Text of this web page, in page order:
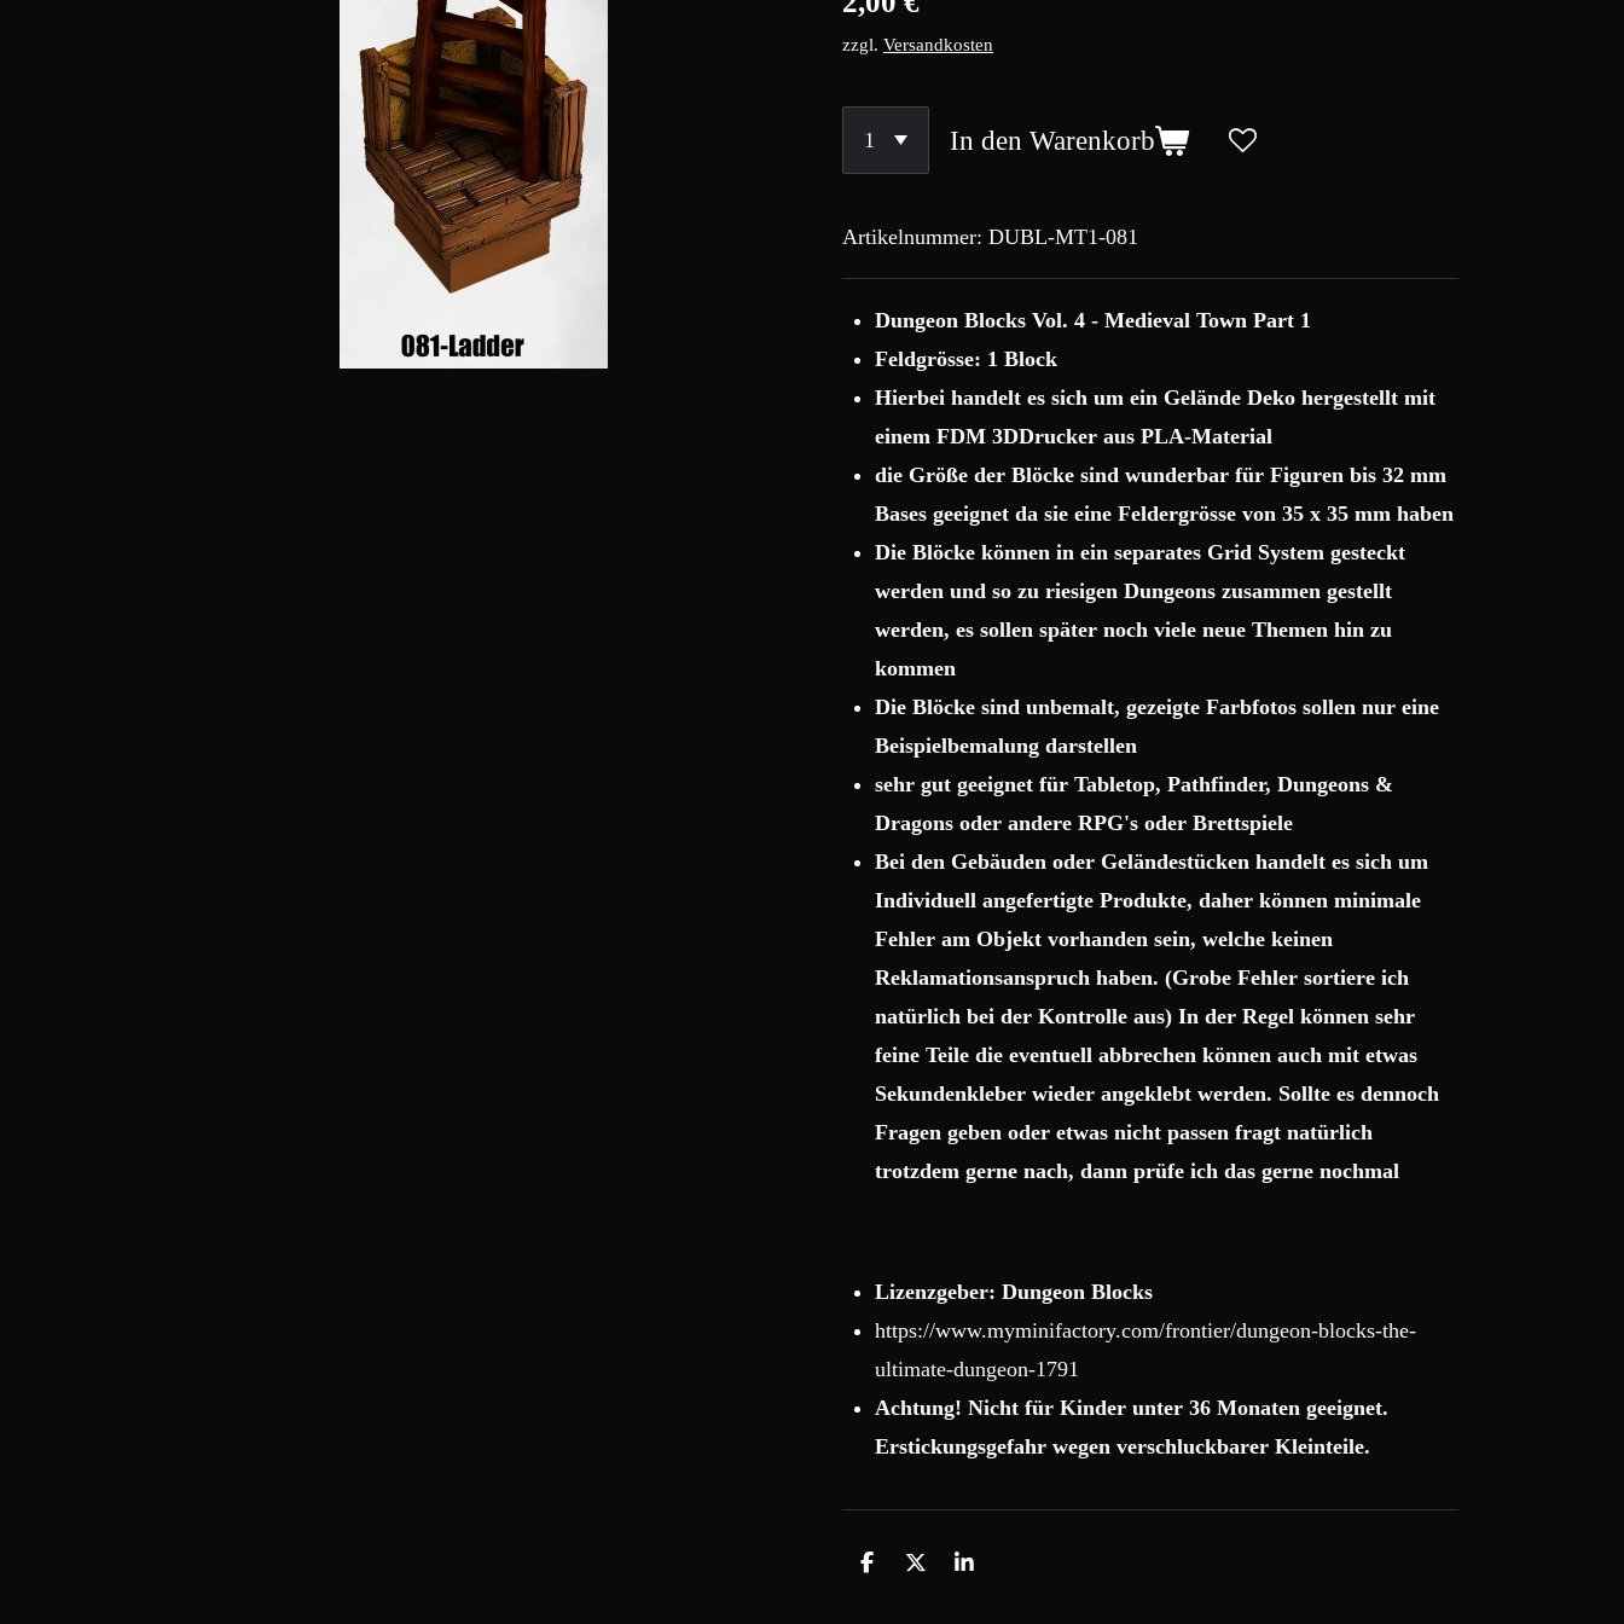
zzgl. Versandkosten
In den Warenkorb
Artikelnummer: DUBL-MT1-081
Dungeon Blocks Vol. 4 - Medieval Town Part 1
Feldgrösse: 1 Block
Hierbei handelt es sich um ein Gelände Deko hergestellt mit
einem FDM 3DDrucker aus PLA-Material
die Größe der Blöcke sind wunderbar für Figuren bis 32 mm
Bases geeignet da sie eine Feldergrösse von 35 x 35 mm haben
Die Blöcke können in ein separates Grid System gesteckt
werden und so zu riesigen Dungeons zusammen gestellt
werden, es sollen später noch viele neue Themen hin zu
kommen
Die Blöcke sind unbemalt, gezeigte Farbfotos sollen nur eine
Beispielbemalung darstellen
sehr gut geeignet für Tabletop, Pathfinder, Dungeons &
Dragons oder andere RPG's oder Brettspiele
Bei den Gebäuden oder Geländestücken handelt es sich um
Individuell angefertigte Produkte, daher können minimale
Fehler am Objekt vorhanden sein, welche keinen
Reklamationsanspruch haben. (Grobe Fehler sortiere ich
natürlich bei der Kontrolle aus) In der Regel können sehr
feine Teile die eventuell abbrechen können auch mit etwas
Sekundenkleber wieder angeklebt werden. Sollte es dennoch
Fragen geben oder etwas nicht passen fragt natürlich
trotzdem gerne nach, dann prüfe ich das gerne nochmal
Lizenzgeber: Dungeon Blocks
https://www.myminifactory.com/frontier/dungeon-blocks-the-
ultimate-dungeon-1791
Achtung! Nicht für Kinder unter 36 Monaten geeignet.
Erstickungsgefahr wegen verschluckbarer Kleinteile.
T
T
T